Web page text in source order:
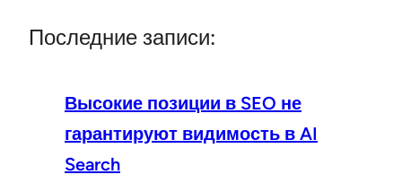
Последние записи:
Высокие позиции в SEO не
гарантируют видимость в AI
Search